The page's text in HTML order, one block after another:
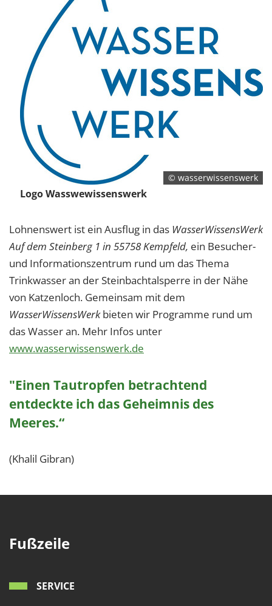
© wasserwissenswerk
Logo Wasswewissenswerk
Lohnenswert ist ein Ausflug in das WasserWissensWerk
Auf dem Steinberg 1 in 55758 Kempfeld, ein Besucher-
und Informationszentrum rund um das Thema
Trinkwasser an der Steinbachtalsperre in der Nähe
von Katzenloch. Gemeinsam mit dem
WasserWissensWerkbieten wir Programme rund um
das Wasser an. Mehr Infos unter
www.wasserwissenswerk.de
"Einen Tautropfen betrachtend
entdeckte ich das Geheimnis des
Meeres.“
(Khalil Gibran)
Fußzeile
SERVICE